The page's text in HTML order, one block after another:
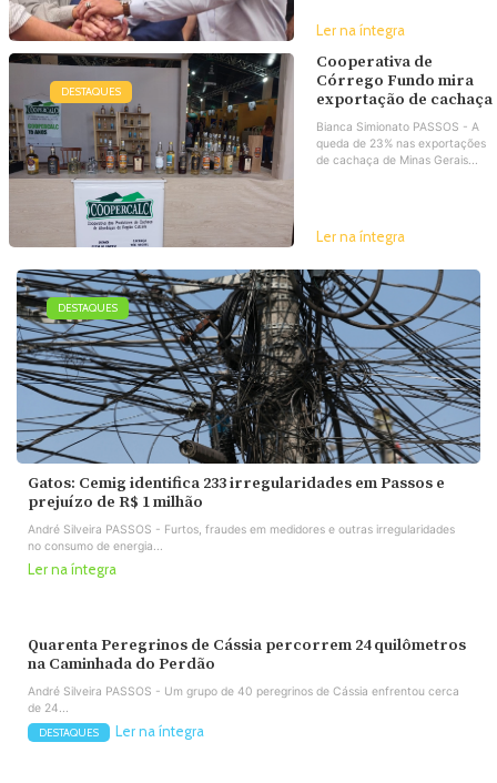
Ler na íntegra
DESTAQUES
Cooperativa de
Córrego Fundo mira
exportação de cachaça
Bianca Simionato PASSOS - A
queda de 23% nas exportações
de cachaça de Minas Gerais...
Ler na íntegra
DESTAQUES
Gatos: Cemig identifica 233 irregularidades em Passos e
prejuízo de R$ 1 milhão
André Silveira PASSOS - Furtos, fraudes em medidores e outras irregularidades
no consumo de energia...
Ler na íntegra
Quarenta Peregrinos de Cássia percorrem 24 quilômetros
na Caminhada do Perdão
André Silveira PASSOS - Um grupo de 40 peregrinos de Cássia enfrentou cerca
de 24...
DESTAQUES Ler na íntegra